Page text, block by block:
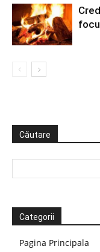
Căutare
Categorii
Pagina Principala